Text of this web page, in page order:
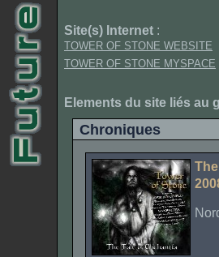
Site(s) Internet :
TOWER OF STONE WEBSITE
TOWER OF STONE MYSPACE
Elements du site liés au
Chroniques